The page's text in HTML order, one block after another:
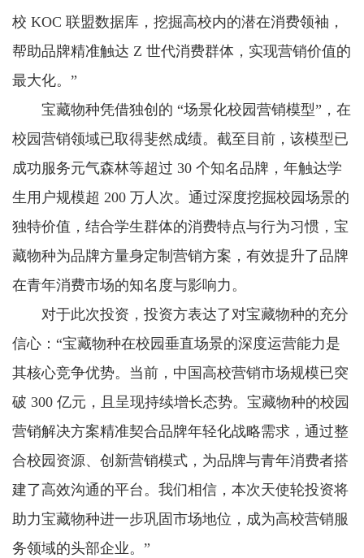
校 KOC 联盟数据库，挖掘高校内的潜在消费领袖，
帮助品牌精准触达 Z 世代消费群体，实现营销价值的
最大化。”
宝藏物种凭借独创的 “场景化校园营销模型”，在
校园营销领域已取得斐然成绩。截至目前，该模型已
成功服务元气森林等超过 30 个知名品牌，年触达学
生用户规模超 200 万人次。通过深度挖掘校园场景的
独特价值，结合学生群体的消费特点与行为习惯，宝
藏物种为品牌方量身定制营销方案，有效提升了品牌
在青年消费市场的知名度与影响力。
对于此次投资，投资方表达了对宝藏物种的充分
信心：“宝藏物种在校园垂直场景的深度运营能力是
其核心竞争优势。当前，中国高校营销市场规模已突
破 300 亿元，且呈现持续增长态势。宝藏物种的校园
营销解决方案精准契合品牌年轻化战略需求，通过整
合校园资源、创新营销模式，为品牌与青年消费者搭
建了高效沟通的平台。我们相信，本次天使轮投资将
助力宝藏物种进一步巩固市场地位，成为高校营销服
务领域的头部企业。”